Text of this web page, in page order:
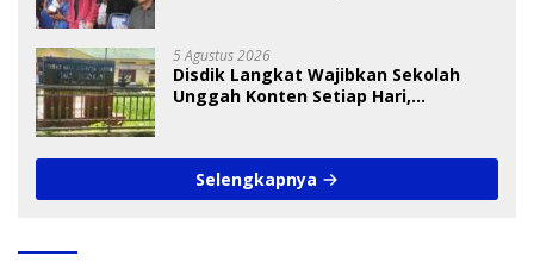
5 Agustus 2026
Disdik Langkat Wajibkan Sekolah
Unggah Konten Setiap Hari,
Selengkapnya